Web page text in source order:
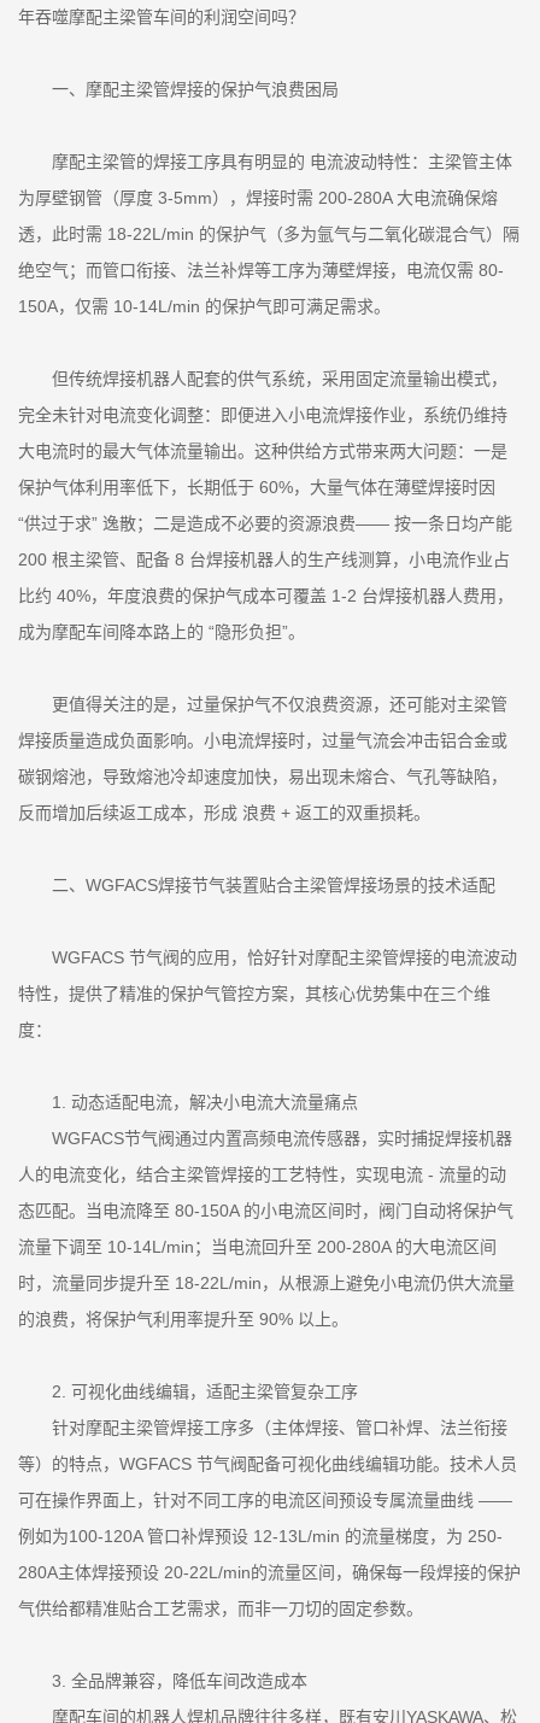
年吞噬摩配主梁管车间的利润空间吗？
一、摩配主梁管焊接的保护气浪费困局
摩配主梁管的焊接工序具有明显的 电流波动特性：主梁管主体
为厚壁钢管（厚度 3-5mm），焊接时需 200-280A 大电流确保熔
透，此时需 18-22L/min 的保护气（多为氩气与二氧化碳混合气）隔
绝空气；而管口衔接、法兰补焊等工序为薄壁焊接，电流仅需 80-
150A，仅需 10-14L/min 的保护气即可满足需求。
但传统焊接机器人配套的供气系统，采用固定流量输出模式，
完全未针对电流变化调整：即便进入小电流焊接作业，系统仍维持
大电流时的最大气体流量输出。这种供给方式带来两大问题：一是
保护气体利用率低下，长期低于 60%，大量气体在薄壁焊接时因
“供过于求” 逸散；二是造成不必要的资源浪费—— 按一条日均产能
200 根主梁管、配备 8 台焊接机器人的生产线测算，小电流作业占
比约 40%，年度浪费的保护气成本可覆盖 1-2 台焊接机器人费用，
成为摩配车间降本路上的 “隐形负担”。
更值得关注的是，过量保护气不仅浪费资源，还可能对主梁管
焊接质量造成负面影响。小电流焊接时，过量气流会冲击铝合金或
碳钢熔池，导致熔池冷却速度加快，易出现未熔合、气孔等缺陷，
反而增加后续返工成本，形成 浪费 + 返工的双重损耗。
二、WGFACS焊接节气装置贴合主梁管焊接场景的技术适配
WGFACS 节气阀的应用，恰好针对摩配主梁管焊接的电流波动
特性，提供了精准的保护气管控方案，其核心优势集中在三个维
度：
1. 动态适配电流，解决小电流大流量痛点
WGFACS节气阀通过内置高频电流传感器，实时捕捉焊接机器
人的电流变化，结合主梁管焊接的工艺特性，实现电流 - 流量的动
态匹配。当电流降至 80-150A 的小电流区间时，阀门自动将保护气
流量下调至 10-14L/min；当电流回升至 200-280A 的大电流区间
时，流量同步提升至 18-22L/min，从根源上避免小电流仍供大流量
的浪费，将保护气利用率提升至 90% 以上。
2. 可视化曲线编辑，适配主梁管复杂工序
针对摩配主梁管焊接工序多（主体焊接、管口补焊、法兰衔接
等）的特点，WGFACS 节气阀配备可视化曲线编辑功能。技术人员
可在操作界面上，针对不同工序的电流区间预设专属流量曲线 ——
例如为100-120A 管口补焊预设 12-13L/min 的流量梯度，为 250-
280A主体焊接预设 20-22L/min的流量区间，确保每一段焊接的保护
气供给都精准贴合工艺需求，而非一刀切的固定参数。
3. 全品牌兼容，降低车间改造成本
摩配车间的机器人焊机品牌往往多样，既有安川YASKAWA、松